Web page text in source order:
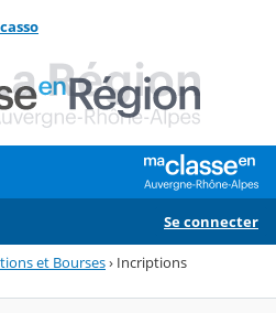
Se connecter
et Bourses› Incriptions